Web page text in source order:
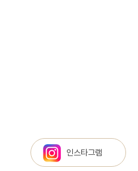
인스타그램